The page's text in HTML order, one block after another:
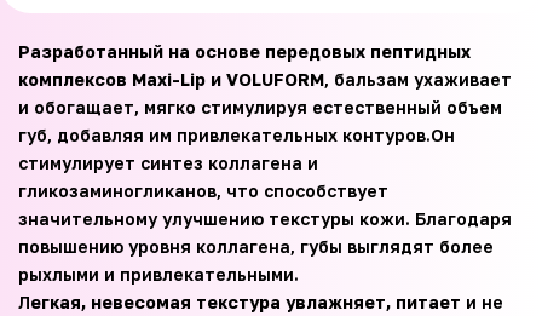
Разработанный на основе передовых пептидных
комплексов Maxi-Lip и VOLUFORM, бальзам ухаживает
и обогащает, мягко стимулируя естественный объем
губ, добавляя им привлекательных контуров.Он
стимулирует синтез коллагена и
гликозаминогликанов, что способствует
значительному улучшению текстуры кожи. Благодаря
повышению уровня коллагена, губы выглядят более
рыхлыми и привлекательными.
Легкая, невесомая текстура увлажняет, питает и не